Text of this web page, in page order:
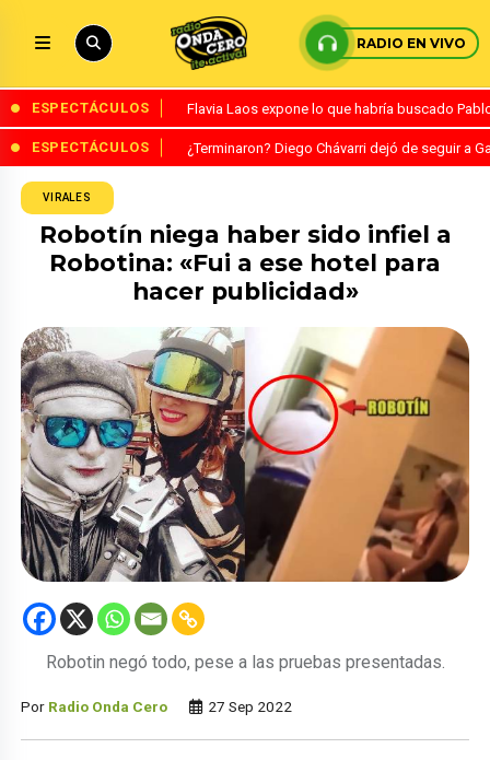
RADIO EN VIVO
ESPECTÁCULOS Flavia Laos expone lo que habría buscado
ESPECTÁCULOS ¿Terminaron? Diego Chávarri dejó de seguir a
VIRALES
Robotín niega haber sido infiel a
Robotina: «Fui a ese hotel para
hacer publicidad»
Robotin negó todo, pese a las pruebas presentadas.
Por Radio Onda Cero 27 Sep 2022